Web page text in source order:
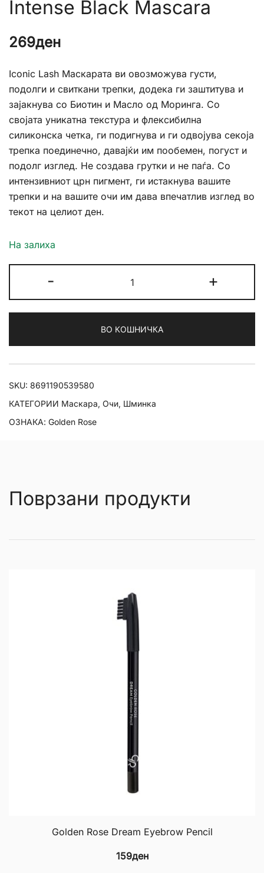
Intense Black Mascara
269ден
Iconic Lash Маскарата ви овозможува густи,
подолги и свиткани трепки, додека ги заштитува и
зајакнува со Биотин и Масло од Моринга. Со
својата уникатна текстура и флексибилна
силиконска четка, ги подигнува и ги одвојува секоја
трепка поединечно, давајќи им пообемен, погуст и
подолг изглед. Не создава грутки и не паѓа. Со
интензивниот црн пигмент, ги истакнува вашите
трепки и на вашите очи им дава впечатлив изглед во
текот на целиот ден.
На залиха
-
Rose
Iconic
Intense
Black
Mascara
+
ВО КОШНИЧКА
SKU: 8691190539580
КАТЕГОРИИ Маскара, Очи, Шминка
ОЗНАКА: Golden Rose
Поврзани продукти
Golden Rose Dream Eyebrow Pencil
159ден